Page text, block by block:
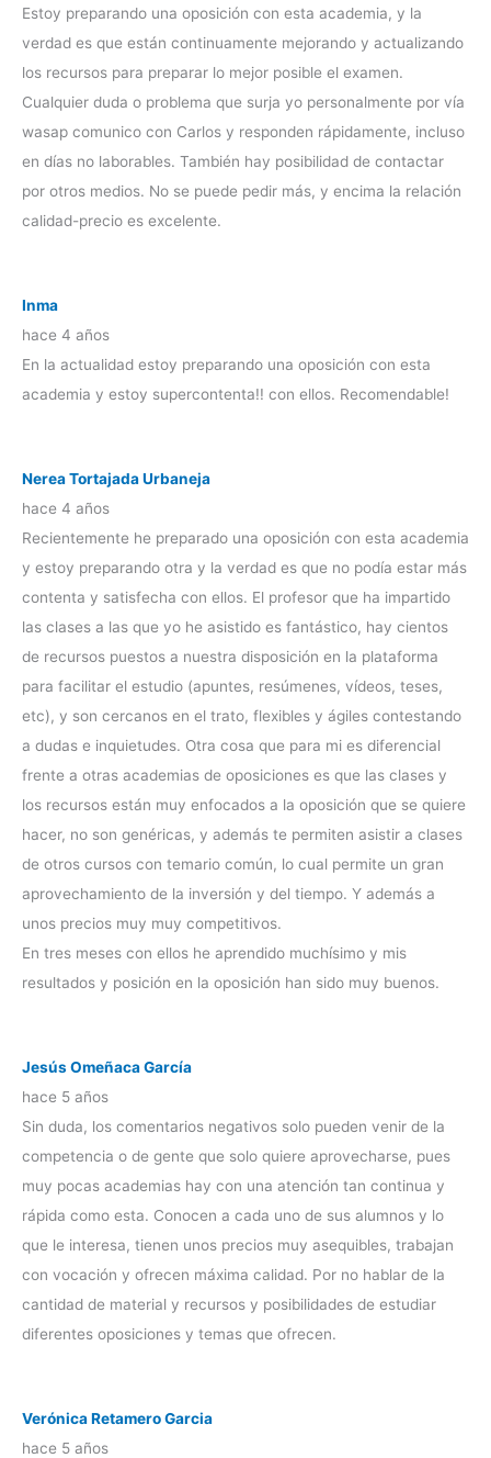
Estoy preparando una oposición con esta academia, y la
verdad es que están continuamente mejorando y actualizando
los recursos para preparar lo mejor posible el examen.
Cualquier duda o problema que surja yo personalmente por vía
wasap comunico con Carlos y responden rápidamente, incluso
en días no laborables. También hay posibilidad de contactar
por otros medios. No se puede pedir más, y encima la relación
calidad-precio es excelente.
Inma
hace 4 años
En la actualidad estoy preparando una oposición con esta
academia y estoy supercontenta!! con ellos. Recomendable!
Nerea Tortajada Urbaneja
hace 4 años
Recientemente he preparado una oposición con esta academia
y estoy preparando otra y la verdad es que no podía estar más
contenta y satisfecha con ellos. El profesor que ha impartido
las clases a las que yo he asistido es fantástico, hay cientos
de recursos puestos a nuestra disposición en la plataforma
para facilitar el estudio (apuntes, resúmenes, vídeos, teses,
etc), y son cercanos en el trato, flexibles y ágiles contestando
a dudas e inquietudes. Otra cosa que para mi es diferencial
frente a otras academias de oposiciones es que las clases y
los recursos están muy enfocados a la oposición que se quiere
hacer, no son genéricas, y además te permiten asistir a clases
de otros cursos con temario común, lo cual permite un gran
aprovechamiento de la inversión y del tiempo. Y además a
unos precios muy muy competitivos.
En tres meses con ellos he aprendido muchísimo y mis
resultados y posición en la oposición han sido muy buenos.
Jesús Omeñaca García
hace 5 años
Sin duda, los comentarios negativos solo pueden venir de la
competencia o de gente que solo quiere aprovecharse, pues
muy pocas academias hay con una atención tan continua y
rápida como esta. Conocen a cada uno de sus alumnos y lo
que le interesa, tienen unos precios muy asequibles, trabajan
con vocación y ofrecen máxima calidad. Por no hablar de la
cantidad de material y recursos y posibilidades de estudiar
diferentes oposiciones y temas que ofrecen.
Verónica Retamero Garcia
hace 5 años